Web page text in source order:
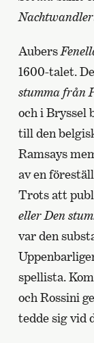
Aubers
1600-talet.
stumma från
och i Bryssel
till den
Ramsays
av en
Trots att
eller Den
var den
spellista.
och Rossini
tedde sig vid